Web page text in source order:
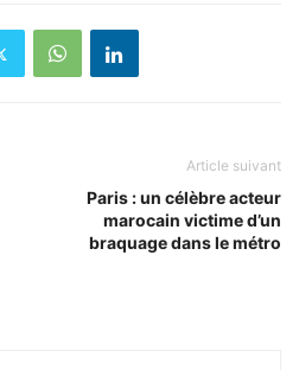
Article suivant
Paris : un célèbre acteur
marocain victime d’un
braquage dans le métro